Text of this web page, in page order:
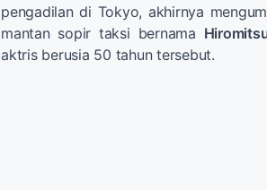
pengadilan di Tokyo, akhirnya
mantan sopir taksi bernama
aktris berusia 50 tahun tersebut.